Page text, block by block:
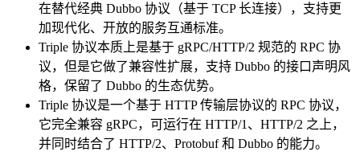
在替代经典 Dubbo 协议（基于 TCP 长连接），支持更
加现代化、开放的服务互通标准。
Triple 协议本质上是基于 gRPC/HTTP/2 规范的 RPC 协
议，但是它做了兼容性扩展，支持 Dubbo 的接口声明风
格，保留了 Dubbo 的生态优势。
Triple 协议是一个基于 HTTP 传输层协议的 RPC 协议，
它完全兼容 gRPC，可运行在 HTTP/1、HTTP/2 之上，
并同时结合了 HTTP/2、Protobuf 和 Dubbo 的能力。